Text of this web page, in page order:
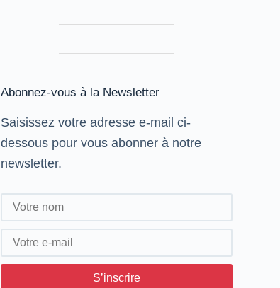
Abonnez-vous à la Newsletter
Saisissez votre adresse e-mail ci-
dessous pour vous abonner à notre
newsletter.
S’inscrire